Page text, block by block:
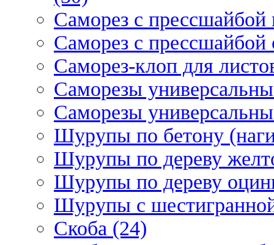
Саморез с прессшайбой
Саморез с
Саморез-клоп для
Саморезы
Саморезы
Шурупы по бетону
Шурупы по дереву
Шурупы по дереву
Шурупы с
Скоба (24)